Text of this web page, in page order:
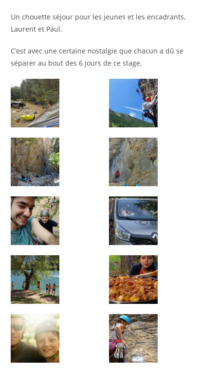
Un chouette séjour pour les jeunes et les encadrants,
Laurent et Paul.
C’est avec une certaine nostalgie que chacun a dû se
séparer au bout des 6 jours de ce stage.